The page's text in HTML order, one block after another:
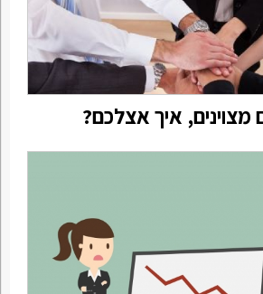
מצוינים, איך אצלכם?